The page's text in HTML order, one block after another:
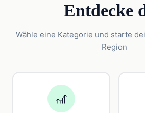
Entdecke
Wähle eine Kategorie und starte
Region
🎢